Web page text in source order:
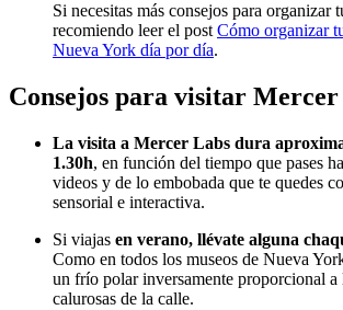
Si necesitas más consejos para organizar
recomiendo leer el post Cómo organizar
Nueva York día por día.
Consejos para visitar
La visita a Mercer Labs dura
1.30h, en función del tiempo que pases
videos y de lo embobada que te quedes
sensorial e interactiva.
Si viajas en verano, llévate alguna
Como en todos los museos de Nueva
un frío polar inversamente proporcional a
calurosas de la calle.